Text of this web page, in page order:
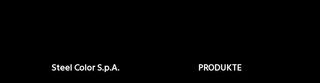
Steel Color S.p.A. PRODUKTE